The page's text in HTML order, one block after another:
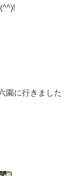
園に行きました